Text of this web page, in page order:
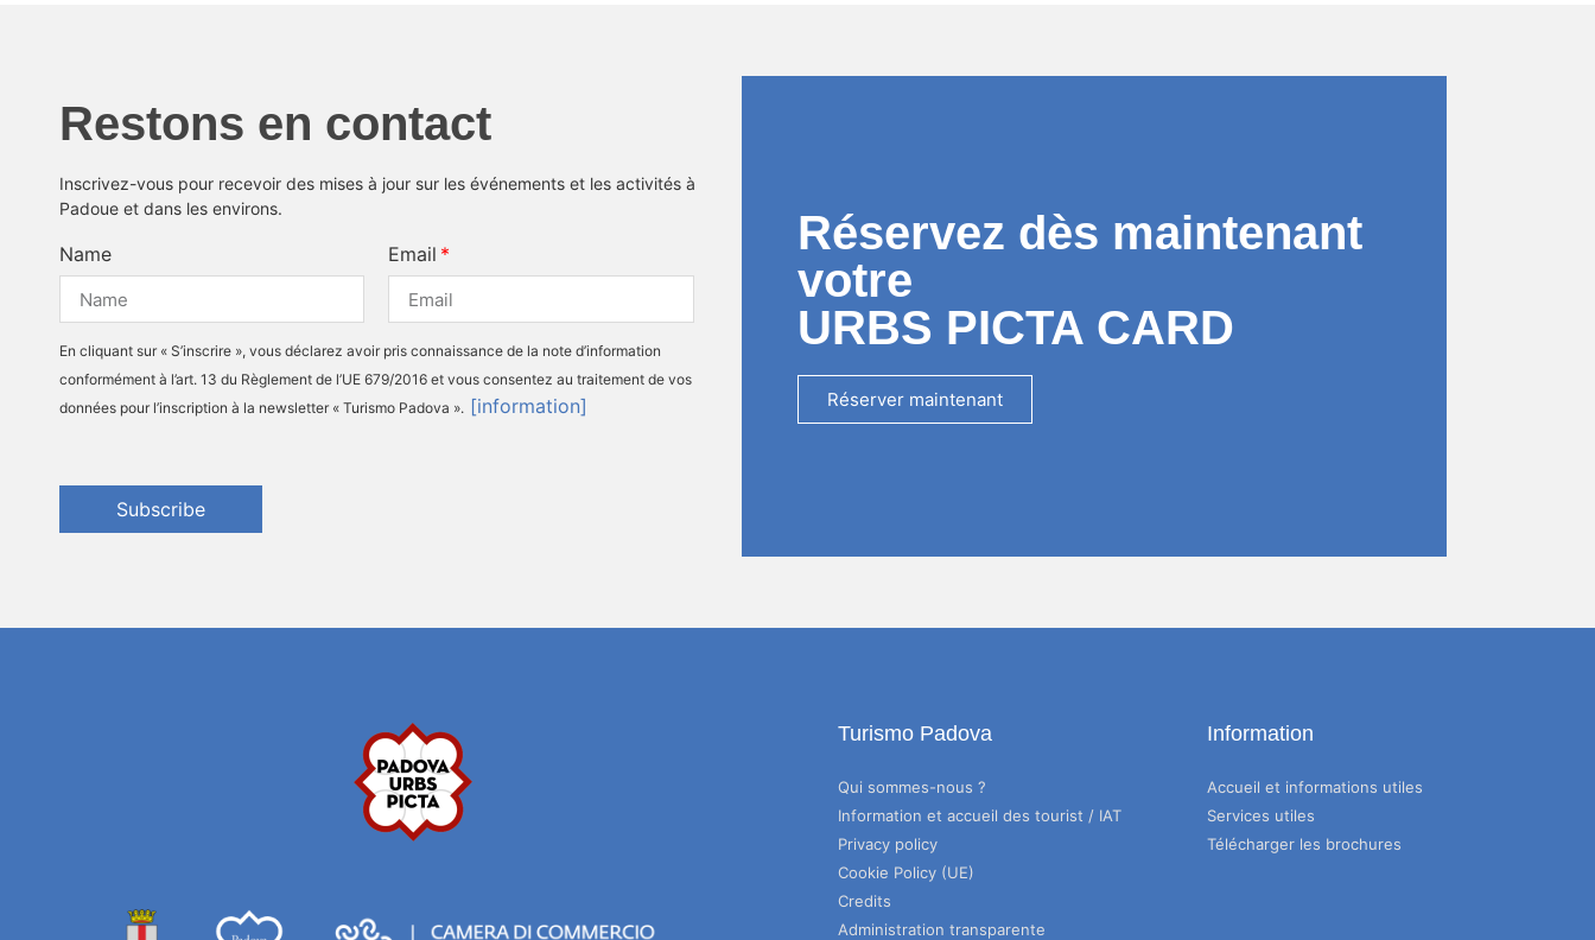
Restons en contact
Inscrivez-vous pour recevoir des mises à jour sur les événements et les activités à
Padoue et dans les environs.
Name Email
En cliquant sur « S’inscrire », vous déclarez avoir pris connaissance de la note d’information
conformément à l’art. 13 du Règlement de l’UE 679/2016 et vous consentez au traitement de vos
données pour l’inscription à la newsletter « Turismo Padova ». [information]
Subscribe
Réservez dès maintenant
votre
URBS PICTA CARD
Réserver maintenant
Turismo Padova
Qui sommes-nous ?
Information et accueil des tourist / IAT
Privacy policy
Cookie Policy (UE)
Credits
Administration transparente
Information
Accueil et informations utiles
Services utiles
Télécharger les brochures